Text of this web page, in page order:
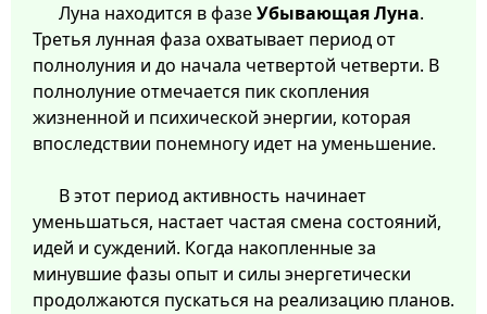
Луна находится в фазеУбывающая Луна.
Третья лунная фаза охватывает период от
полнолуния и до начала четвертой четверти. В
полнолуние отмечается пик скопления
жизненной и психической энергии, которая
впоследствии понемногу идет на уменьшение.
В этот период активность начинает
уменьшаться, настает частая смена состояний,
идей и суждений. Когда накопленные за
минувшие фазы опыт и силы энергетически
продолжаются пускаться на реализацию планов.